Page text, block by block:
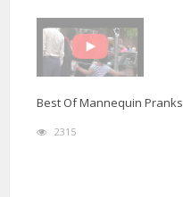
Best Of Mannequin Pranks
2315